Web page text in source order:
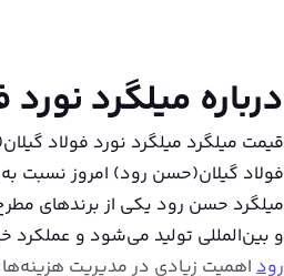
درباره میلگرد
فولاد گیلان(حسن رود) امروز نسبت
میلگرد حسن رود یکی از برندهای
و بین‌المللی تولید می‌شود و عملکرد
رود اهمیت زیادی در مدیریت